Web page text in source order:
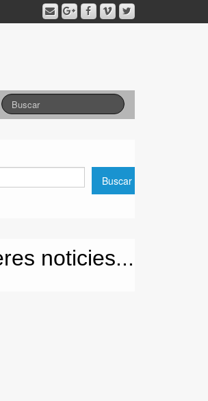
Buscar
noticies...